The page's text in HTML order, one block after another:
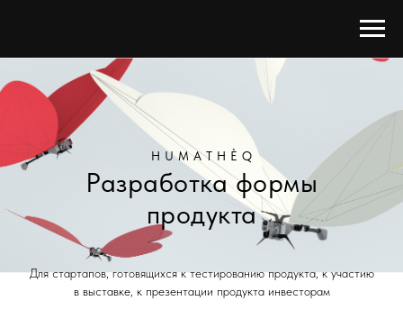
H U M A T H È Q
Разработка формы
продукта
Для стартапов, готовящихся к тестированию продукта, к участию
в выставке, к презентации продукта инвесторам